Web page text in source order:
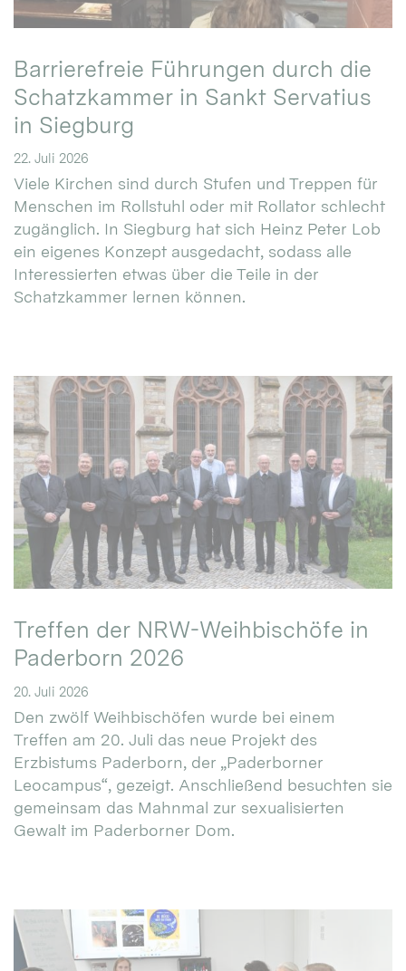
Barrierefreie Führungen durch die
Schatzkammer in Sankt Servatius
in Siegburg
22. Juli 2026
Viele Kirchen sind durch Stufen und Treppen für
Menschen im Rollstuhl oder mit Rollator schlecht
zugänglich. In Siegburg hat sich Heinz Peter Lob
ein eigenes Konzept ausgedacht, sodass alle
Interessierten etwas über die Teile in der
Schatzkammer lernen können.
Treffen der NRW-Weihbischöfe in
Paderborn 2026
20. Juli 2026
Den zwölf Weihbischöfen wurde bei einem
Treffen am 20. Juli das neue Projekt des
Erzbistums Paderborn, der „Paderborner
Leocampus“, gezeigt. Anschließend besuchten sie
gemeinsam das Mahnmal zur sexualisierten
Gewalt im Paderborner Dom.